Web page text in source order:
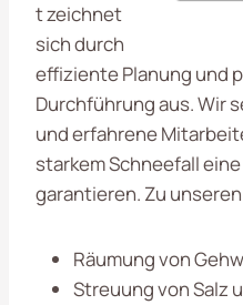
t zeichnet
sich durch
effiziente Planung und
Durchführung aus. Wir
und erfahrene
starkem Schneefall
garantieren. Zu
Räumung von
Streuung von Salz